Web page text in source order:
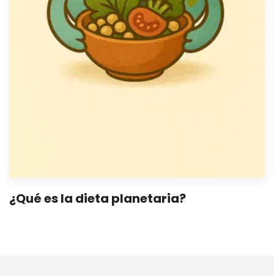
¿Qué es la dieta planetaria?